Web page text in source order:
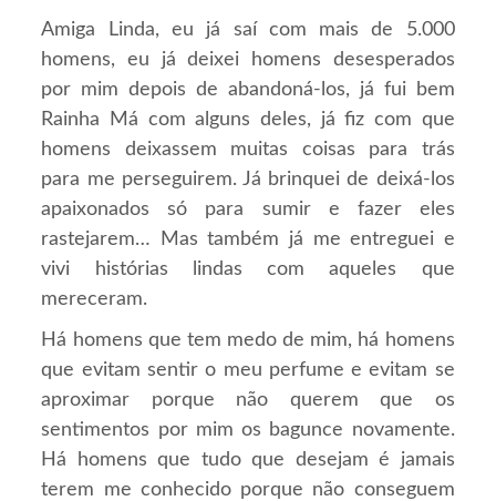
Amiga Linda, eu já saí com mais de 5.000
homens, eu já deixei homens desesperados
por mim depois de abandoná-los, já fui bem
Rainha Má com alguns deles, já fiz com que
homens deixassem muitas coisas para trás
para me perseguirem. Já brinquei de deixá-los
apaixonados só para sumir e fazer eles
rastejarem… Mas também já me entreguei e
vivi histórias lindas com aqueles que
mereceram.
Há homens que tem medo de mim, há homens
que evitam sentir o meu perfume e evitam se
aproximar porque não querem que os
sentimentos por mim os bagunce novamente.
Há homens que tudo que desejam é jamais
terem me conhecido porque não conseguem